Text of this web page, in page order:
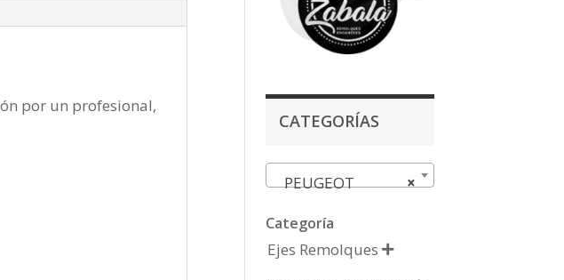
por un profesional,
CATEGORÍAS
×
PEUGEOT
Categoría
Ejes Remolques 